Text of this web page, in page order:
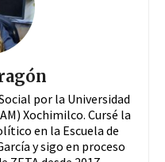
por la Universidad
Xochimilco. Cursé la
en la Escuela de
y sigo en proceso